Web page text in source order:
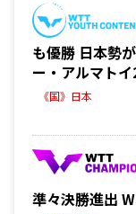
も優勝 日本勢
ー・アルマト
《国》日本
準々決勝進出